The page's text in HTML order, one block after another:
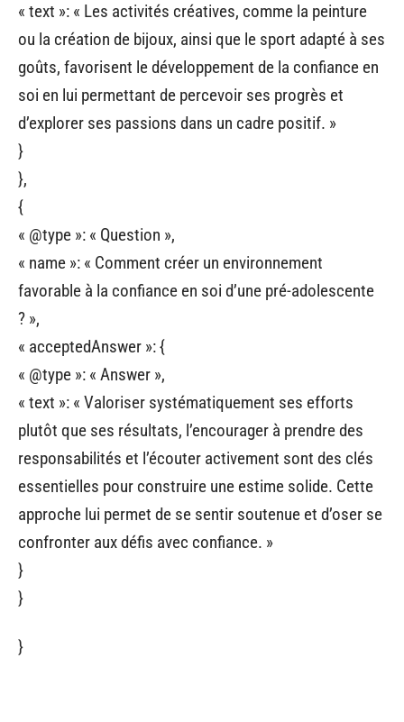
« text »: « Les activités créatives, comme la peinture
ou la création de bijoux, ainsi que le sport adapté à ses
goûts, favorisent le développement de la confiance en
soi en lui permettant de percevoir ses progrès et
d’explorer ses passions dans un cadre positif. »
}
},
{
« @type »: « Question »,
« name »: « Comment créer un environnement
favorable à la confiance en soi d’une pré-adolescente
? »,
« acceptedAnswer »: {
« @type »: « Answer »,
« text »: « Valoriser systématiquement ses efforts
plutôt que ses résultats, l’encourager à prendre des
responsabilités et l’écouter activement sont des clés
essentielles pour construire une estime solide. Cette
approche lui permet de se sentir soutenue et d’oser se
confronter aux défis avec confiance. »
}
}
}